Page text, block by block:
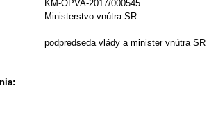
KM-OPVA-2017/000545
Ministerstvo vnútra SR
podpredseda vlády a minister vnútra SR